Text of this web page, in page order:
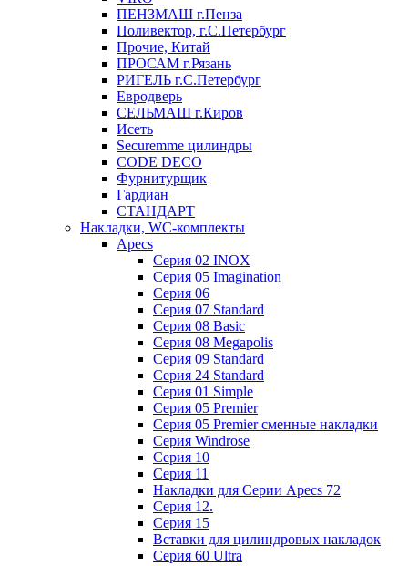
ПЕНЗМАШ г.Пенза
Поливектор, г.С.Петербург
Прочие, Китай
ПРОСАМ г.Рязань
РИГЕЛЬ г.С.Петербург
Евродверь
СЕЛЬМАШ г.Киров
Исеть
Securemme цилиндры
CODE DECO
Фурнитурщик
Гардиан
СТАНДАРТ
Накладки, WC-комплекты
Apecs
Cерия 02 INOX
Cерия 05 Imagination
Cерия 06
Cерия 07 Standard
Cерия 08 Basic
Cерия 08 Megapolis
Cерия 09 Standard
Cерия 24 Standard
Серия 01 Simple
Серия 05 Premier
Серия 05 Premier сменные накладки
Cерия Windrose
Серия 10
Серия 11
Накладки для Серии Apecs 72
Серия 12.
Серия 15
Вставки для цилиндровых накладок
Серия 60 Ultra